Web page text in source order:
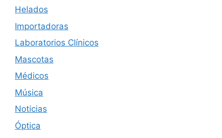
Helados
Importadoras
Laboratorios Clínicos
Mascotas
Médicos
Música
Noticias
Óptica